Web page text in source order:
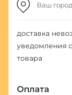
Ваш
доставка
уведомления
товара
Оплата